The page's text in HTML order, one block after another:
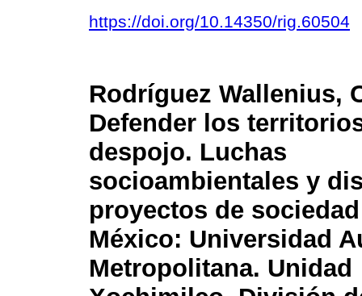
https://doi.org/10.14350/rig.60504
Rodríguez Wallenius,
Defender los
despojo. Luchas
socioambientales y
proyectos de
México: Universidad
Metropolitana. Unidad